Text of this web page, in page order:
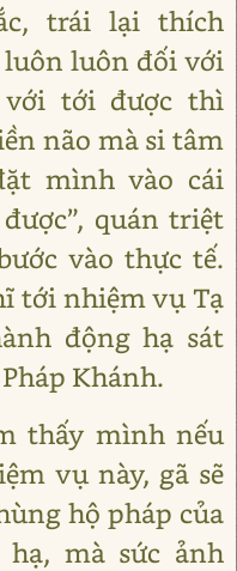
trái lại thích
luôn luôn đối với
tới được thì
não mà si tâm
mình vào cái
quán triệt
vào thực tế.
tới nhiệm vụ Tạ
động hạ sát
Khánh.
thấy mình nếu
vụ này, gã sẽ
hộ pháp của
mà sức ảnh